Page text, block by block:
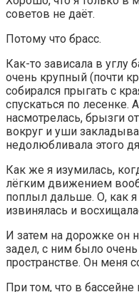
советов не даёт.
Потому что брасс.
Как-то зависала в углу
очень крупный (почти
собирался прыгать с
спускаться по лесенке.
насмотрелась, брызги
вокруг и уши
недолюбливала этого
Как же я изумилась,
лёгким движением
поплыл дальше. О, как
извинялась и
И затем на дорожке он
задел, с ним было
пространстве. Он меня
При том, что в